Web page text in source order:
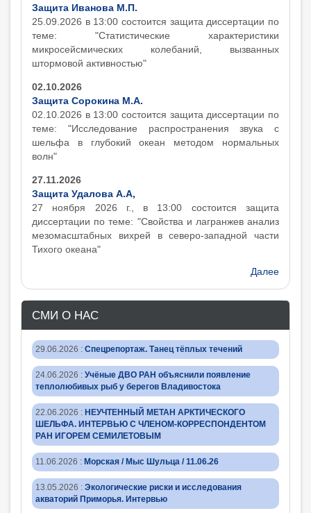
Защита Иванова М.П.
25.09.2026 в 13:00 состоится защита диcсертации по
теме: "Статистические характеристики
микросейсмических колебаний, вызванных
штормовой активностью"
02.10.2026
Защита Сорокина М.А.
02.10.2026 в 13:00 состоится защита диcсертации по
теме: "Исследование распространения звука с
шельфа в глубокий океан методом нормальных
волн"
27.11.2026
Защита Удалова А.А,
27 ноября 2026 г., в 13:00 состоится защита
диcсертации по теме: "Свойства и лагранжев анализ
мезомасштабных вихрей в северо-западной части
Тихого океана"
Далее
СМИ О НАС
29.06.2026 : Спецрепортаж. Танец тёплых течений
24.06.2026 : Учёные ДВО РАН объяснили появление
теплолюбивых рыб у берегов Владивостока
22.06.2026 : НЕУЧТЕННЫЙ МЕТАН АРКТИЧЕСКОГО
ШЕЛЬФА. ИНТЕРВЬЮ С ЧЛЕНОМ-КОРРЕСПОНДЕНТОМ
РАН ИГОРЕМ СЕМИЛЕТОВЫМ
11.06.2026 : Морская / Мыс Шульца / 11.06.26
13.05.2026 : Экологические риски и исследования
акваторий Приморья. Интервью